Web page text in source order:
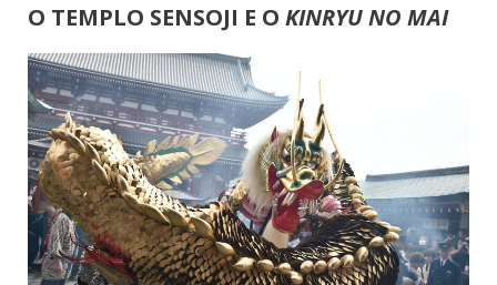
O TEMPLO SENSOJI E O KINRYU NO MAI